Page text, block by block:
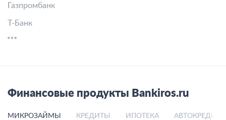
Газпромбанк
Т-Банк
Финансовые продукты Bankiros.ru
МИКРОЗАЙМЫ КРЕДИТЫ ИПОТЕКА